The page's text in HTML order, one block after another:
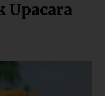
Upacara